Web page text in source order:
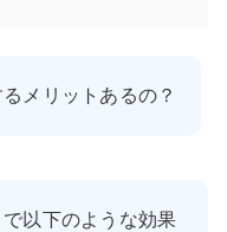
メリットあるの？
以下のような効果